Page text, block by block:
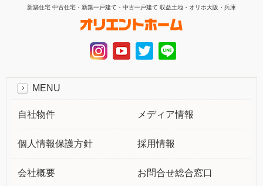
新築住宅 中古住宅・新築一戸建て・中古一戸建て 収益土地・オリホ大阪・兵庫
MENU
自社物件 メディア情報
個人情報保護方針 採用情報
会社概要 お問合せ総合窓口